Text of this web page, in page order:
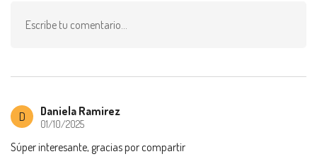
Escribe tu comentario…
D Daniela Ramirez
01/10/2025
Súper interesante, gracias por compartir